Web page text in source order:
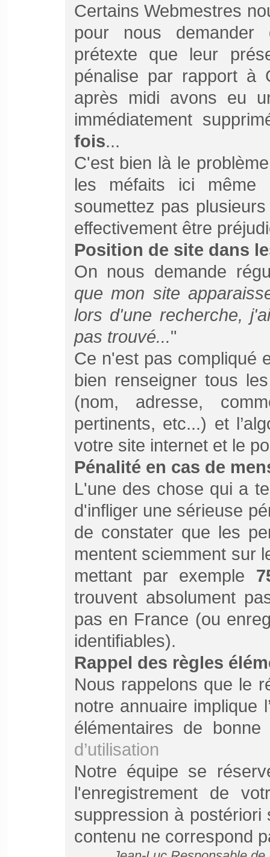
Certains Webmestres
pour nous
prétexte que leur
pénalise par rapport à
après midi avons eu
immédiatement
fois...
C'est bien là le
les méfaits ici même
soumettez pas
effectivement être
Position de site dans
On nous demande
que mon site
lors d'une recherche,
pas trouvé..."
Ce n'est pas compliqué
bien renseigner tous
(nom, adresse,
pertinents, etc...) et
votre site internet et le
Pénalité en cas de
L'une des chose qui a
d'infliger une sérieuse
de constater que les
mentent sciemment sur
mettant par exemple
trouvent absolument
pas en France (ou
identifiables).
Rappel des règles
Nous rappelons que le
notre annuaire implique
élémentaires de
d’utilisation
Notre équipe se
l'enregistrement de
suppression à
contenu ne correspond